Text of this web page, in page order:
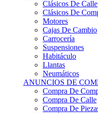
Clásicos De Calle
Clásicos De
Motores
Cajas De Cambio
Carrocería
Suspensiones
Habitáculo
Llantas
Neumáticos
ANUNCIOS DE
Compra De
Compra De Calle
Compra De